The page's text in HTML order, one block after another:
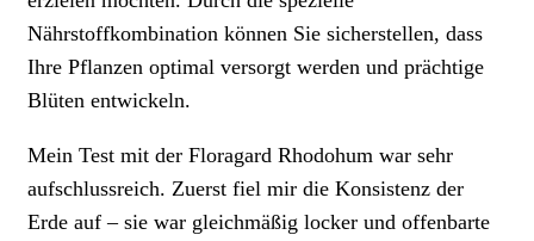
Nährstoffkombination können Sie sicherstellen, dass
Ihre Pflanzen optimal versorgt werden und prächtige
Blüten entwickeln.
Mein Test mit der Floragard Rhodohum war sehr
aufschlussreich. Zuerst fiel mir die Konsistenz der
Erde auf – sie war gleichmäßig locker und offenbarte